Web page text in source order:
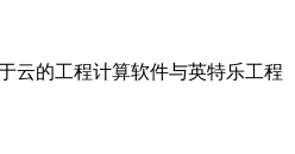
云的工程计算软件与英特乐工程